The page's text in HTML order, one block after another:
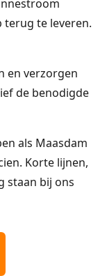
terug te leveren.
en verzorgen
de benodigde
als Maasdam
Korte lijnen,
staan bij ons